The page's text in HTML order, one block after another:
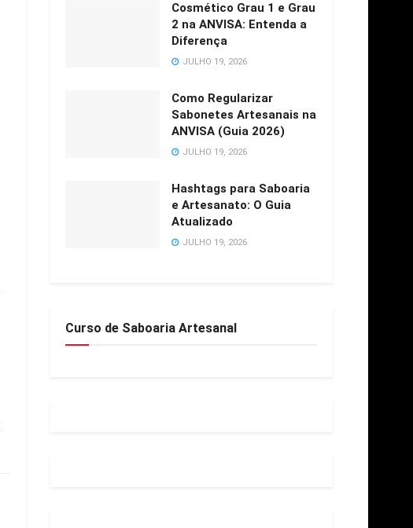
Cosmético Grau 1 e Grau
2 na ANVISA: Entenda a
Diferença
JULHO 19, 2026
Como Regularizar
Sabonetes Artesanais na
ANVISA (Guia 2026)
JULHO 19, 2026
Hashtags para Saboaria
e Artesanato: O Guia
Atualizado
JULHO 19, 2026
Curso de Saboaria Artesanal